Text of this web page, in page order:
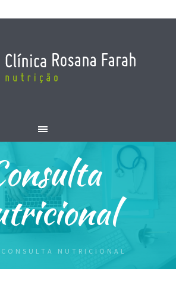
CONSULTA NUTRICIONAL